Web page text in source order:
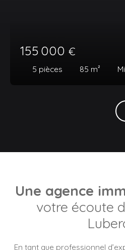
155 000 €
5 pièces 85 m²
Une agence
votre écoute
En tant que professionnel